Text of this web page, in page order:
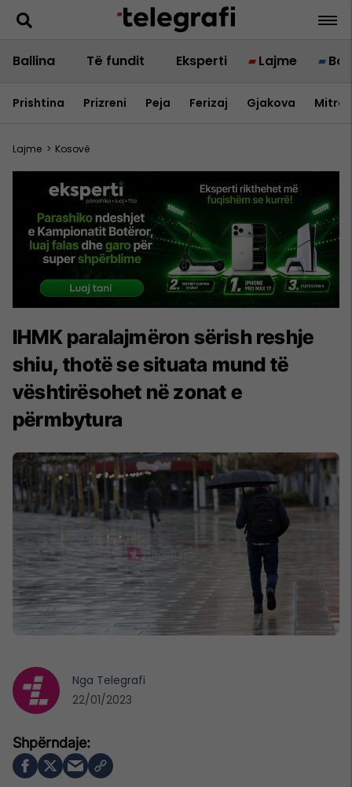
Ballina Të fundit Eksperti Lajme
Prishtina Prizreni Peja Ferizaj Gjakova
Lajme > Kosovë
IHMK paralajmëron sërish reshje
shiu, thotë se situata mund të
vështirësohet në zonat e
përmbytura
Nga Telegrafi
22/01/2023